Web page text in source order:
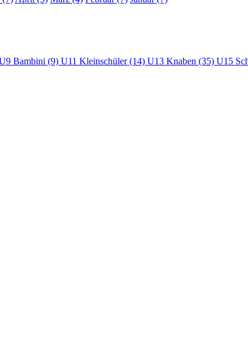
Bambini (9) U11 Kleinschüler (14) U13 Knaben (35) U15